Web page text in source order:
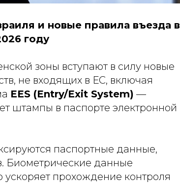
и новые правила въезда в
году
зоны вступают в силу новые
не входящих в ЕС, включая
EES (Entry/Exit System) —
штампы в паспорте электронной
паспортные данные,
Биометрические данные
ускоряет прохождение контроля